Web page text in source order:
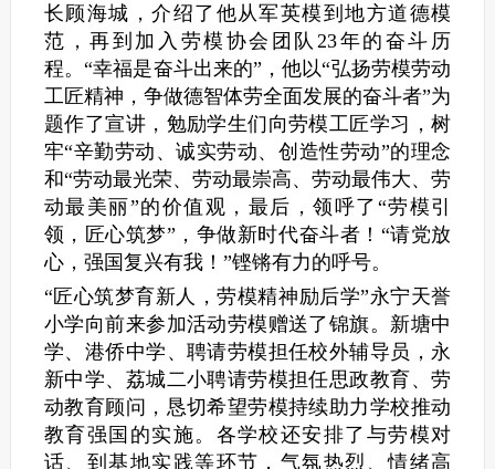
长顾海城，介绍了他从军英模到地方道德模
范，再到加入劳模协会团队23年的奋斗历
程。“幸福是奋斗出来的”，他以“弘扬劳模劳动
工匠精神，争做德智体劳全面发展的奋斗者”为
题作了宣讲，勉励学生们向劳模工匠学习，树
牢“辛勤劳动、诚实劳动、创造性劳动”的理念
和“劳动最光荣、劳动最崇高、劳动最伟大、劳
动最美丽”的价值观，最后，领呼了“劳模引
领，匠心筑梦”，争做新时代奋斗者！“请党放
心，强国复兴有我！”铿锵有力的呼号。
“匠心筑梦育新人，劳模精神励后学”永宁天誉
小学向前来参加活动劳模赠送了锦旗。新塘中
学、港侨中学、聘请劳模担任校外辅导员，永
新中学、荔城二小聘请劳模担任思政教育、劳
动教育顾问，恳切希望劳模持续助力学校推动
教育强国的实施。各学校还安排了与劳模对
话、到基地实践等环节，气氛热烈、情绪高